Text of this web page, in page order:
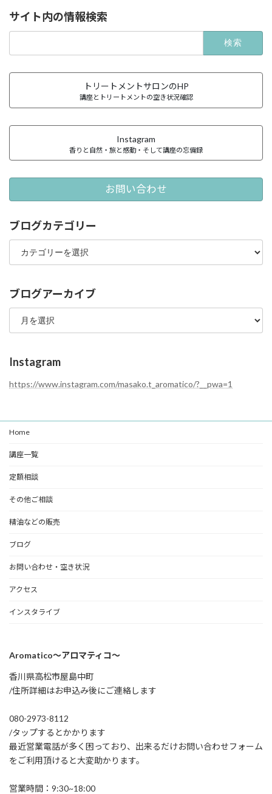
サイト内の情報検索
トリートメントサロンのHP
講座とトリートメントの空き状況確認
Instagram
香りと自然・旅と感動・そして講座の忘備録
お問い合わせ
ブログカテゴリー
ブ
グ
テ
ゴ
リ
ブログアーカイブ
ブ
グ
ー
カ
イ
Instagram
https://www.instagram.com/masako.t_aromatico/?__pwa=1
Home
講座一覧
定額相談
その他ご相談
精油などの販売
ブログ
お問い合わせ・空き状況
アクセス
インスタライブ
Aromatico～アロマティコ～
香川県高松市屋島中町
/住所詳細はお申込み後にご連絡します
080-2973-8112
/タップするとかかります
最近営業電話が多く困っており、出来るだけお問い合わせフォーム
をご利用頂けると大変助かります。
営業時間：9:30~18:00